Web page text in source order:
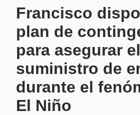
Francisco
plan de
para asegurar el
suministro de
durante el
El Niño